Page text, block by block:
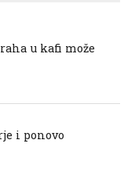
u kafi može
i ponovo